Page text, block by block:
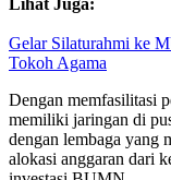
Gelar Silaturahmi ke
Tokoh Agama
Dengan memfasilitasi
memiliki jaringan di
dengan lembaga yang
alokasi anggaran dari